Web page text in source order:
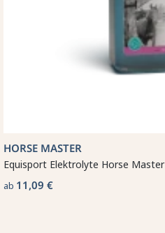
HORSE MASTER
Equisport Elektrolyte Horse Master
ab 11,09 €